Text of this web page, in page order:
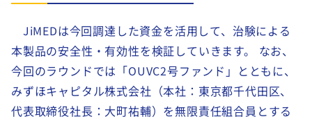
JiMEDは今回調達した資金を活用して、治験による
本製品の安全性・有効性を検証していきます。 なお、
今回のラウンドでは「OUVC2号ファンド」とともに、
みずほキャピタル株式会社（本社：東京都千代田区、
代表取締役社長：大町祐輔）を無限責任組合員とする